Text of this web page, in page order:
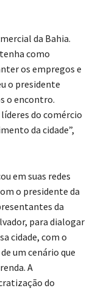
da Bahia.
como
os empregos e
o presidente
o encontro.
do comércio
da cidade”,
em suas redes
o presidente da
da
para dialogar
cidade, com o
um cenário que
A
do